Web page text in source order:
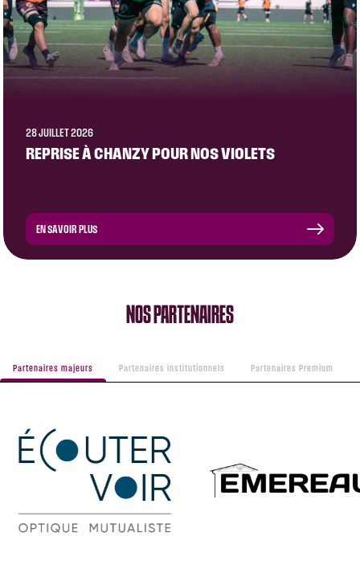
28 JUILLET 2026
REPRISE À CHANZY POUR NOS VIOLETS
EN SAVOIR PLUS
NOS PARTENAIRES
Partenaires majeurs Partenaires institutionnels Partenaires Premium